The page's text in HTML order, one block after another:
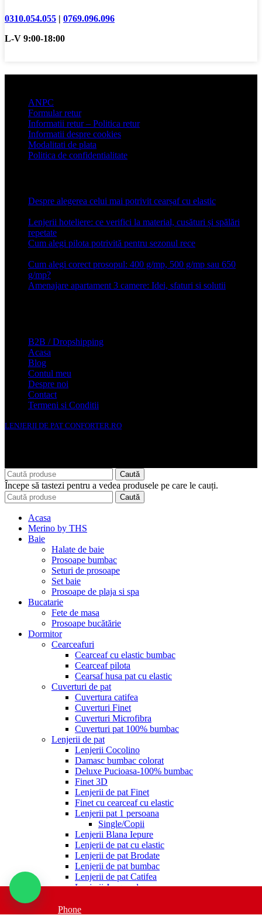
0310.054.055 | 0769.096.096
L-V 9:00-18:00
ANPC
Formular retur
Informatii retur – Politica retur
Informatii despre cookies
Modalitati de plata
Politica de confidentialitate
Despre alegerea celui mai potrivit cearșaf cu elastic
Lenjerii hoteliere: ce verifici la material, cusături și spălări
repetate
Cum alegi pilota potrivită pentru sezonul rece
Cum alegi corect prosopul: 400 g/mp, 500 g/mp sau 650
g/mp?
Amenajare apartament 3 camere: Idei, sfaturi si solutii
B2B / Dropshipping
Acasa
Blog
Contul meu
Despre noi
Contact
Termeni si Conditii
LENJERII DE PAT CONFORTER.RO
Caută
Începe să tastezi pentru a vedea produsele pe care le cauți.
Caută
Acasa
Merino by THS
Baie
Halate de baie
Prosoape bumbac
Seturi de prosoape
Set baie
Prosoape de plaja si spa
Bucatarie
Fete de masa
Prosoape bucătărie
Dormitor
Cearceafuri
Cearceaf cu elastic bumbac
Cearceaf pilota
Cearsaf husa pat cu elastic
Cuverturi de pat
Cuvertura catifea
Cuverturi Finet
Cuverturi Microfibra
Cuverturi pat 100% bumbac
Lenjerii de pat
Lenjerii Cocolino
Damasc bumbac colorat
Deluxe Pucioasa-100% bumbac
Finet 3D
Lenjerii de pat Finet
Finet cu cearceaf cu elastic
Lenjerii pat 1 persoana
Single/Copii
Lenjerii Blana Iepure
Lenjerii de pat cu elastic
Lenjerii de pat Brodate
Lenjerii de pat bumbac
Lenjerii de pat Catifea
Lenjerii Jacquard
Lenjerii Elegance
Phone